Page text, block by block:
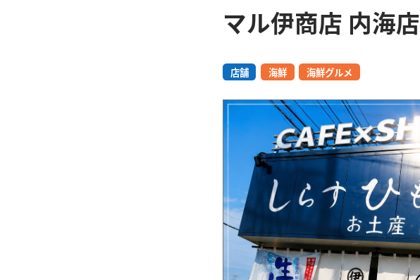
マル伊商店 内海店
店舗 海鮮 海鮮グルメ